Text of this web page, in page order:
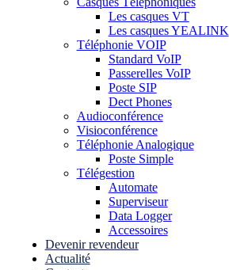
Les casques VT
Les casques YEALINK
Téléphonie VOIP
Standard VoIP
Passerelles VoIP
Poste SIP
Dect Phones
Audioconférence
Visioconférence
Téléphonie Analogique
Poste Simple
Télégestion
Automate
Superviseur
Data Logger
Accessoires
Devenir revendeur
Actualité